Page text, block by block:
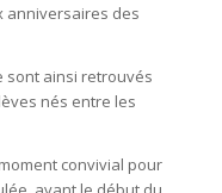
anniversaires des
sont ainsi retrouvés
nés entre les
convivial pour